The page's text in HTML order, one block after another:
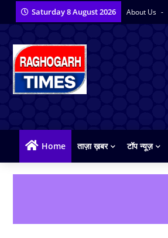
Saturday 8 August 2026 About Us
Home ताज़ा ख़बर टॉप न्यूज़